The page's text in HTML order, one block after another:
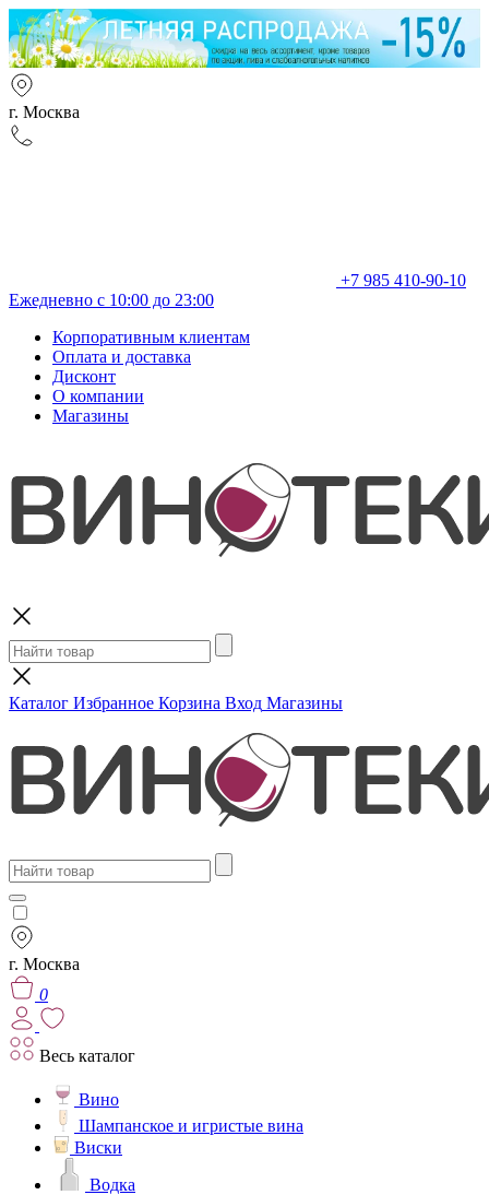
г. Москва
+7 985 410-90-10
Ежедневно с 10:00 до 23:00
Корпоративным клиентам
Оплата и доставка
Дисконт
О компании
Магазины
Каталог Избранное Корзина Вход Магазины
г. Москва
0
Весь каталог
Вино
Шампанское и игристые вина
Виски
Водка